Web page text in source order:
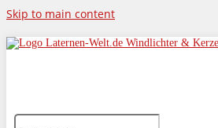
Skip to main content